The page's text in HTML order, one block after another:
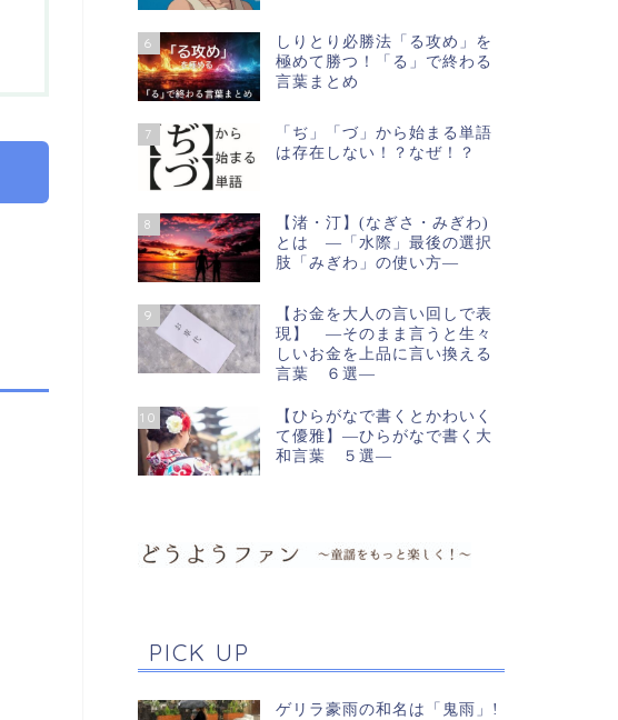
6
しりとり必勝法「る攻め」を
極めて勝つ！「る」で終わる
言葉まとめ
7
「ぢ」「づ」から始まる単語
は存在しない！？なぜ！？
8
【渚・汀】(なぎさ・みぎわ)
とは ―「水際」最後の選択
肢「みぎわ」の使い方―
9
【お金を大人の言い回しで表
現】 ―そのまま言うと生々
しいお金を上品に言い換える
言葉 ６選―
10
【ひらがなで書くとかわいく
て優雅】―ひらがなで書く大
和言葉 ５選―
PICK UP
ゲリラ豪雨の和名は「鬼雨」!